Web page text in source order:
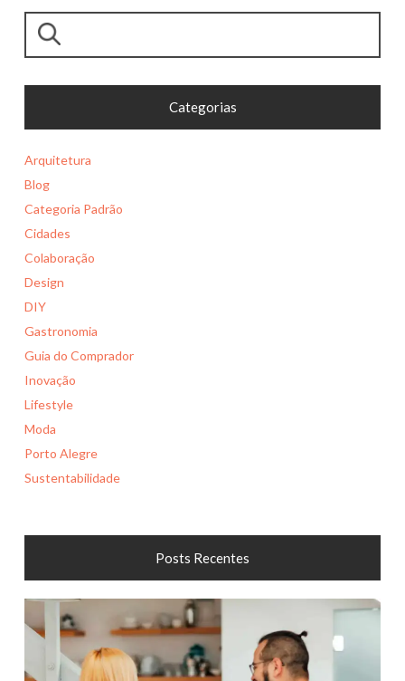
Pesquisar
Categorias
Arquitetura
Blog
Categoria Padrão
Cidades
Colaboração
Design
DIY
Gastronomia
Guia do Comprador
Inovação
Lifestyle
Moda
Porto Alegre
Sustentabilidade
Posts Recentes